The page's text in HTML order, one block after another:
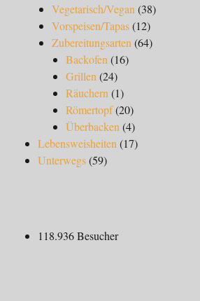
Vegetarisch/Vegan (38)
Vorspeisen/Tapas(12)
Zubereitungsarten (64)
Backofen (16)
Grillen (24)
Räuchern (1)
Römertopf(20)
Überbacken (4)
Lebensweisheiten (17)
Unterwegs(59)
118.936 Besucher